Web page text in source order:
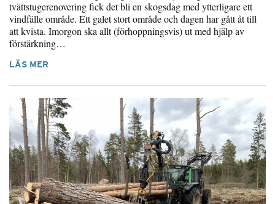
tvättstugerenovering fick det bli en skogsdag med ytterligare ett
vindfälle område. Ett galet stort område och dagen har gått åt till
att kvista. Imorgon ska allt (förhoppningsvis) ut med hjälp av
förstärkning…
LÄS MER